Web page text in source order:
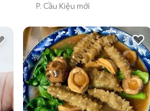
P. Cầu Kiệu mới